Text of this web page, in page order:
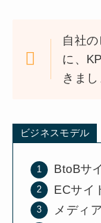
自社
に、
きまし
ビジネスモデル
BtoBサ
ECサイ
メディ